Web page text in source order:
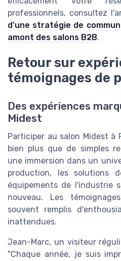
professionnels, consultez
d'une stratégie de
amont des salons B2B.
Retour sur
témoignages de
Des expériences
Midest
Participer au salon Midest à
bien plus que de simples
une immersion dans un
production, les solutions
équipements de l'industrie
nouveau. Les
souvent remplis
inattendues.
Jean-Marc, un visiteur
"Chaque année, je suis